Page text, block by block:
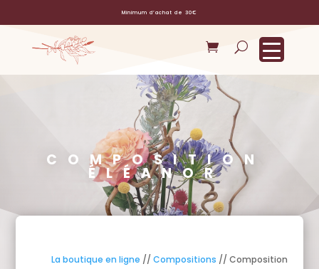
Minimum d’achat de 30€
COMPOSITION
ÉLÉANOR
La boutique en ligne //Compositions // Composition